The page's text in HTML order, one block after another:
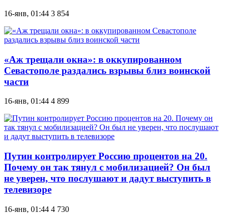
16-янв, 01:44 3 854
«Аж трещали окна»: в оккупированном
Севастополе раздались взрывы близ воинской
части
16-янв, 01:44 4 899
Путин контролирует Россию процентов на 20.
Почему он так тянул с мобилизацией? Он был
не уверен, что послушают и дадут выступить в
телевизоре
16-янв, 01:44 4 730